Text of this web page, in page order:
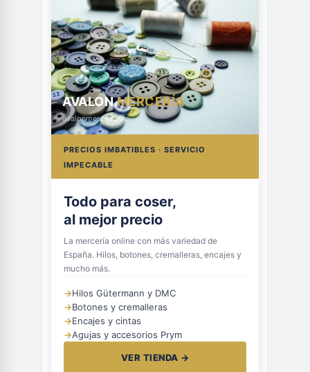
AVALONMERCERÍA
avalonmerceria.es
PRECIOS IMBATIBLES · SERVICIO
IMPECABLE
Todo para coser,
al mejor precio
La mercería online con más variedad de
España. Hilos, botones, cremalleras, encajes y
mucho más.
→Hilos Gütermann y DMC
→Botones y cremalleras
→Encajes y cintas
→Agujas y accesorios Prym
VER TIENDA →